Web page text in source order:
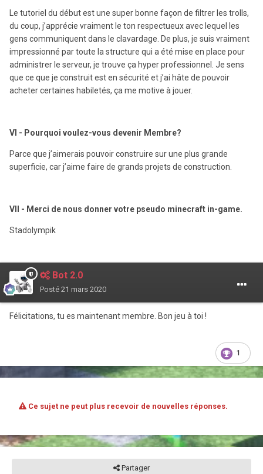
Le tutoriel du début est une super bonne façon de filtrer les trolls,
du coup, j’apprécie vraiment le ton respectueux avec lequel les
gens communiquent dans le clavardage. De plus, je suis vraiment
impressionné par toute la structure qui a été mise en place pour
administrer le serveur, je trouve ça hyper professionnel. Je sens
que ce que je construit est en sécurité et j’ai hâte de pouvoir
acheter certaines habiletés, ça me motive à jouer.
VI - Pourquoi voulez-vous devenir Membre?
Parce que j’aimerais pouvoir construire sur une plus grande
superficie, car j’aime faire de grands projets de construction.
VII - Merci de nous donner votre pseudo minecraft in-game.
Stadolympik
Bot 2.0
Posté 21 mars 2020
Félicitations, tu es maintenant membre. Bon jeu à toi !
1
Ce sujet ne peut plus recevoir de nouvelles réponses.
Partager